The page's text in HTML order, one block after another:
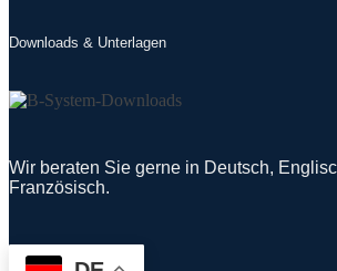
Downloads & Unterlagen
Wir beraten Sie gerne in Deutsch,
Französisch.